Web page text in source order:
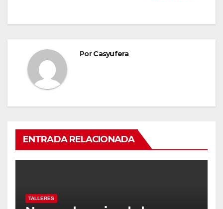
PorCasyufera
ENTRADA RELACIONADA
TALLERES